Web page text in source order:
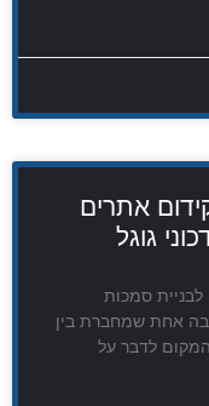
אתרים
גוגל
לבניית סמכות
אחת שמחברת בין
המקום לדבר על